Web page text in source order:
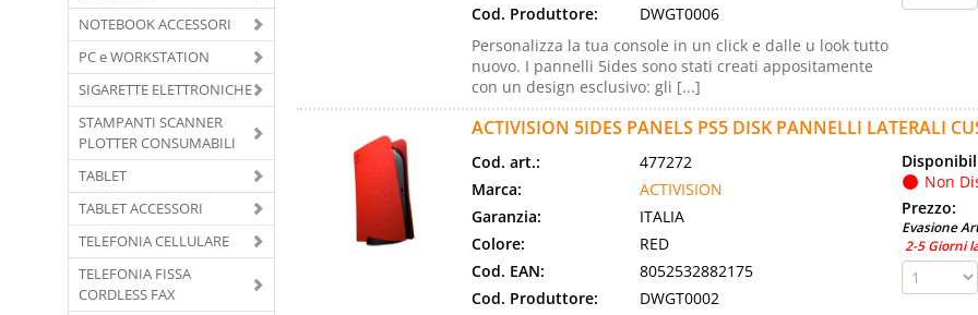
NOTEBOOK ACCESSORI
PC e WORKSTATION
SIGARETTE ELETTRONICHE
STAMPANTI SCANNER
PLOTTER CONSUMABILI
TABLET
TABLET ACCESSORI
TELEFONIA CELLULARE
TELEFONIA FISSA
CORDLESS FAX
Cod. Produttore:
DWGT0006
Personalizza la tua console in un click e dalle u look tutto
nuovo. I pannelli 5ides sono stati creati appositamente
con un design esclusivo: gli [...]
ACTIVISION 5IDES PANELS PS5 DISK PANNELLI LATERALI
Cod. art.:
477272
Marca:
ACTIVISION
Garanzia:
ITALIA
Colore:
RED
Cod. EAN:
8052532882175
Cod. Produttore:
DWGT0002
Non
Prezzo:
Evasione
2-5 Giorni